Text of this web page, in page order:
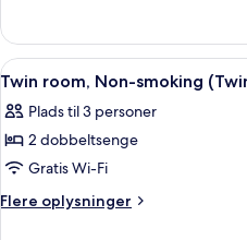
(Double
Room
-
Non-
Smoking)
room,
Non-
smoking
Room
-
Smoking)
Indlæs
alle
billeder
af
Twin
room,
3
Twin room, Non-smoking
Plads til 3 personer
2 dobbeltsenge
Gratis Wi-Fi
Flere oplysninger
Flere